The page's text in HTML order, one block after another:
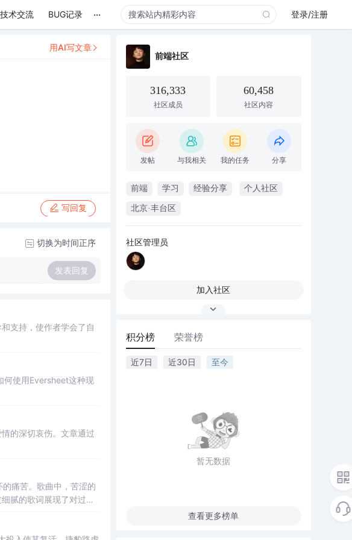
技术交流 BUG记录 ... 登录/注册
写回复
用AI写文章
切换为时间正序
发表回复
支持，使作者学会了自
何使用Eversheet这种现
的深切哀伤。文章通过
痛苦。歌曲中，苦涩的
腻的歌词展现了对过往
前端社区
316,333
社区成员
60,458
社区内容
发帖 与我相关 我的任务 分享
前端 学习 经验分享 个人社区
北京·丰台区
社区管理员
加入社区
积分榜 荣誉榜
近7日 近30日 至今
暂无数据
查看更多榜单